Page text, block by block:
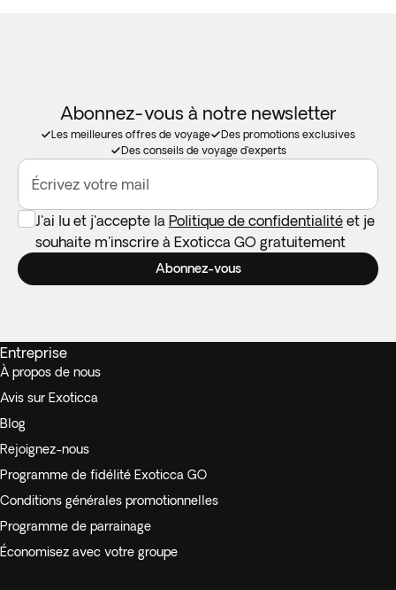
Abonnez-vous à notre newsletter
Les meilleures offres de voyage
Des promotions exclusives
Des conseils de voyage d'experts
Écrivez votre mail
J'ai lu et j'accepte la Politique de confidentialité et je
souhaite m'inscrire à Exoticca GO gratuitement
Abonnez-vous
Entreprise
À propos de nous
Avis sur Exoticca
Blog
Rejoignez-nous
Programme de fidélité Exoticca GO
Conditions générales promotionnelles
Programme de parrainage
Économisez avec votre groupe